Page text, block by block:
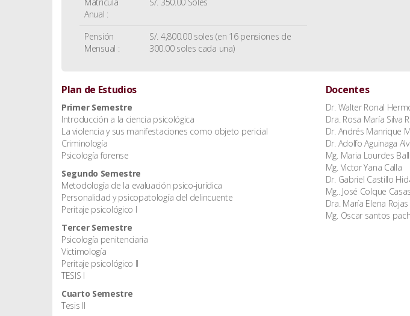
Anual :
Pensión
Mensual :
S/. 4,800.00 soles (en 16 pensiones de
300.00 soles cada una)
Plan de Estudios
Primer Semestre
Introducción a la ciencia psicológica
La violencia y sus manifestaciones como objeto pericial
Criminología
Psicología forense
Segundo Semestre
Metodología de la evaluación psico-jurídica
Personalidad y psicopatología del delincuente
Peritaje psicológico I
Tercer Semestre
Psicología penitenciaria
Victimología
Peritaje psicológico II
TESIS I
Cuarto Semestre
Tesis II
Docentes
Dr. Walter Ronal
Dra. Rosa María Silva
Dr. Andrés Manrique
Dr. Adolfo Aguinaga
Mg. Maria Lourdes
Mg. Victor Yana Calla
Dr. Gabriel Castillo
Mg.. José Colque Casas
Dra. María Elena
Mg. Oscar santos